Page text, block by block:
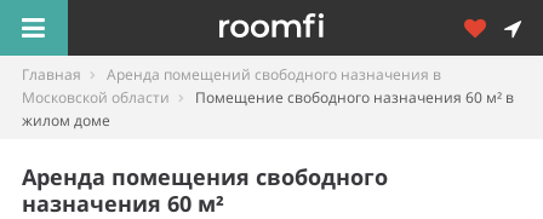
Главная
Аренда помещений свободного назначения в
Московской области
Помещение свободного назначения 60 м² в
жилом доме
Аренда помещения свободного
назначения 60 м²